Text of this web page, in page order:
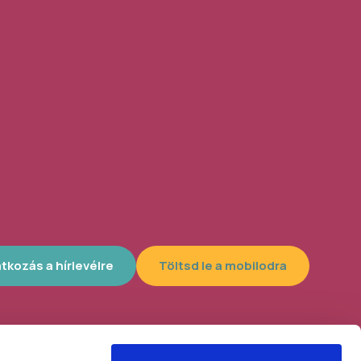
a hírlevélre Töltsd le a mobilodra